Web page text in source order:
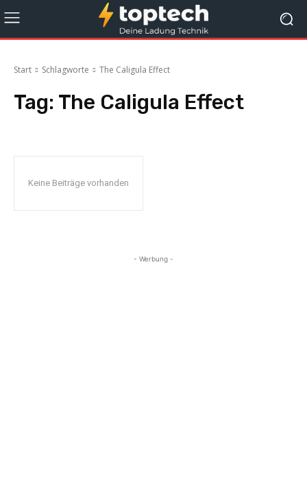
Start Schlagworte The Caligula Effect
Tag: The Caligula Effect
Keine Beiträge vorhanden
- Werbung -